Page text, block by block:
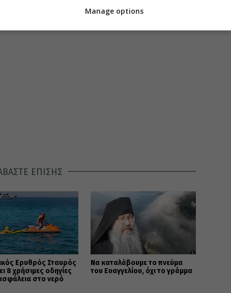
ΕΠΙΣΗΣ
Ερυθρός Σταυρός
8 χρήσιμες οδηγίες
στο νερό
Να καταλάβουμε το πνεύμα
του Ευαγγελίου, όχι το γράμμα
Manage options